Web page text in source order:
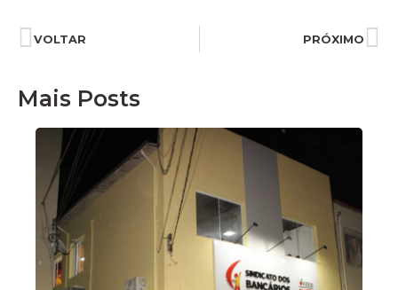
VOLTAR PRÓXIMO
Mais Posts